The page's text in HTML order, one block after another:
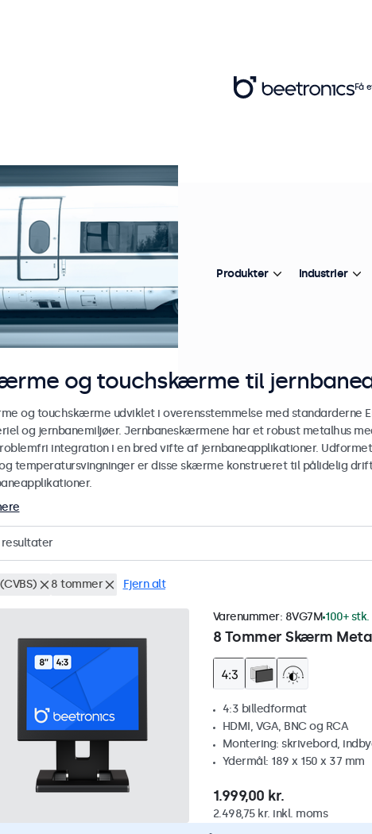
og touchskærme til
og touchskærme udviklet i overensstemmelse med standarderne
og jernbanemiljøer. Jernbaneskærmene har et robust metalhus
integration i en bred vifte af jernbaneapplikationer.
temperatursvingninger er disse skærme konstrueret til pålidelig
resultater
8 tommer Fjern alt
8 Tommer Skærm
Varenummer: 8VG7M 100+
4:3 billedformat
HDMI, VGA, BNC og RCA
Montering: skrivebord,
Ydermål: 189 x 150 x 37 mm
1.999,00 kr.
2.498,75 kr. inkl. moms
Få
Produkter Industrier